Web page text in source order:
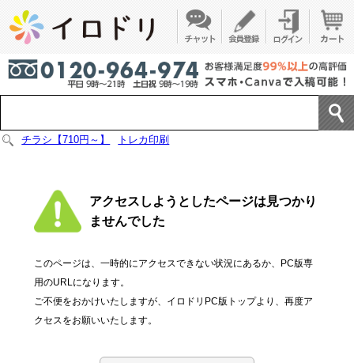
チラシ【710円～】 トレカ印刷
アクセスしようとしたページは見つかり
ませんでした
このページは、一時的にアクセスできない状況にあるか、PC版専
用のURLになります。
ご不便をおかけいたしますが、イロドリPC版トップより、再度ア
クセスをお願いいたします。